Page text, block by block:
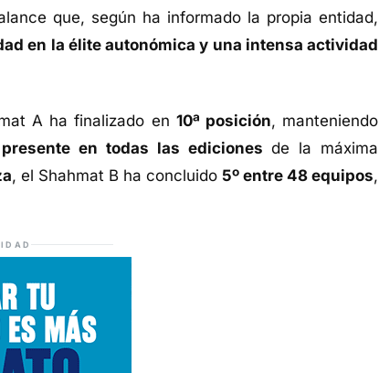
que, según ha informado la propia entidad,
en la élite autonómica y una intensa actividad
A ha finalizado en 10ª posición, manteniendo
en todas las ediciones de la máxima
, el Shahmat B ha concluido 5º entre 48 equipos,